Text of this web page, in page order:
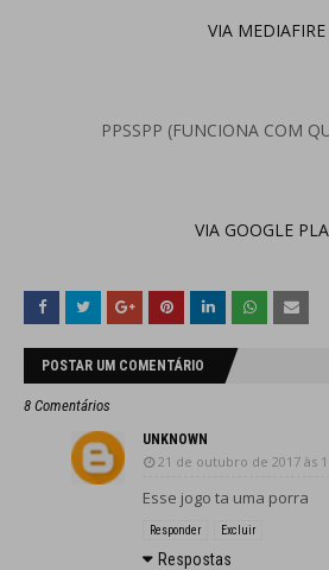
VIA MEDIAFIRE
PPSSPP (FUNCIONA COM
VIA GOOGLE
POSTAR UM COMENTÁRIO
8 Comentários
UNKNOWN
21 de outubro de 2017 às
Esse jogo ta uma porra
Responder Excluir
Respostas